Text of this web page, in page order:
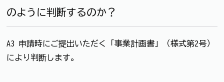
のように判断するのか？
A3 申請時にご提出いただく「事業計画書」（様式第2号）
により判断します。